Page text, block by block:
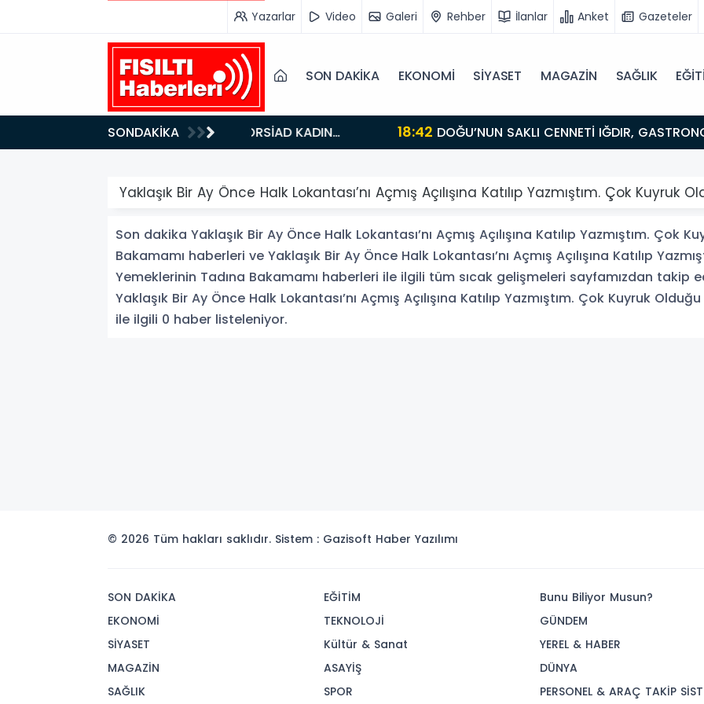
Yazarlar Video Galeri Rehber İlanlar Anket Gazeteler
SON DAKİKA EKONOMİ SİYASET MAGAZİN SAĞLIK
SONDAKİKA 18:42DOĞU’NUN SAKLI CENNETİ IĞDIR, GASTRONOMİSİYLE GÖZ DOLDURUYOR: KAFKAS VE ANADOLU
KÜLTÜRÜNÜN BULUŞMA NOKTASI
Yaklaşık Bir Ay Önce Halk Lokantası’nı Açmış Açılışına Katılıp Yazmıştım. Çok
Son dakika Yaklaşık Bir Ay Önce Halk Lokantası’nı Açmış Açılışına Katılıp Yazmıştım. Çok
Bakamamı haberleri ve Yaklaşık Bir Ay Önce Halk Lokantası’nı Açmış Açılışına Katılıp
Yemeklerinin Tadına Bakamamı haberleri ile ilgili tüm sıcak gelişmeleri sayfamızdan takip
Yaklaşık Bir Ay Önce Halk Lokantası’nı Açmış Açılışına Katılıp Yazmıştım. Çok Kuyruk
ile ilgili 0 haber listeleniyor.
© 2026 Tüm hakları saklıdır. Sistem : Gazisoft Haber Yazılımı
SON DAKİKA
EKONOMİ
SİYASET
MAGAZİN
SAĞLIK
EĞİTİM
TEKNOLOJİ
Kültür & Sanat
ASAYİŞ
SPOR
Bunu Biliyor Musun?
GÜNDEM
YEREL & HABER
DÜNYA
PERSONEL & ARAÇ TAKİP